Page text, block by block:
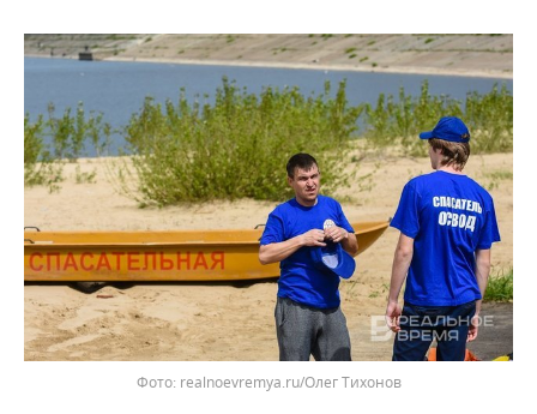
realnoevremya.ru/Олег Тихонов